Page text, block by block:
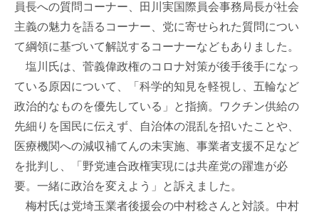
員長への質問コーナー、田川実国際員会事務局長が社会
主義の魅力を語るコーナー、党に寄せられた質問につい
て綱領に基づいて解説するコーナーなどもありました。
塩川氏は、菅義偉政権のコロナ対策が後手後手になっ
ている原因について、「科学的知見を軽視し、五輪など
政治的なものを優先している」と指摘。ワクチン供給の
先細りを国民に伝えず、自治体の混乱を招いたことや、
医療機関への減収補てんの未実施、事業者支援不足など
を批判し、「野党連合政権実現には共産党の躍進が必
要。一緒に政治を変えよう」と訴えました。
梅村氏は党埼玉業者後援会の中村稔さんと対談。中村